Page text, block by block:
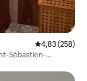
Évaluation
4,83 (258)
Sébastien-